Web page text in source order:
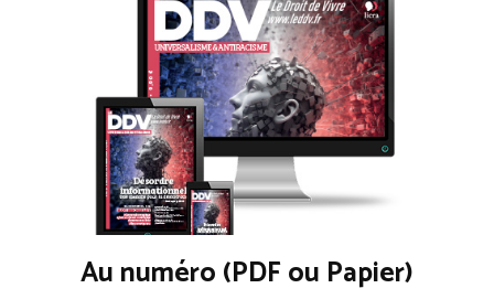
Au numéro (PDF ou Papier)